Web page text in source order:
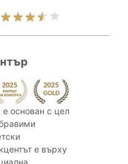
основан с цел
е върху